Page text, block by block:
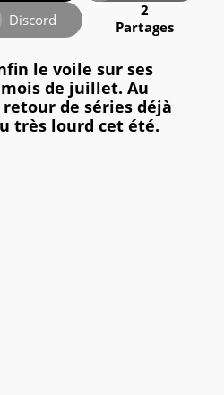
Discord
2
Partages
le voile sur ses
de juillet. Au
de séries déjà
très lourd cet été.